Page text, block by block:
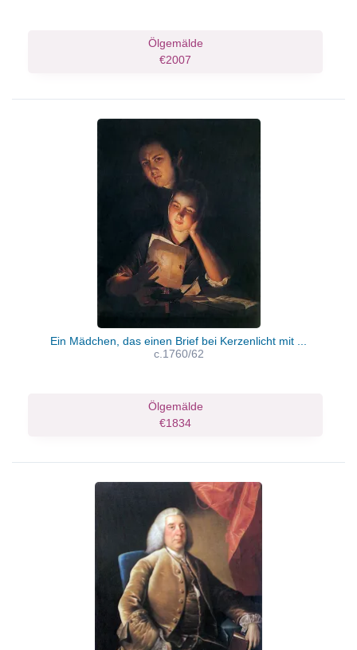
Ölgemälde
€2007
Ein Mädchen, das einen Brief bei Kerzenlicht mit ...
c.1760/62
Ölgemälde
€1834